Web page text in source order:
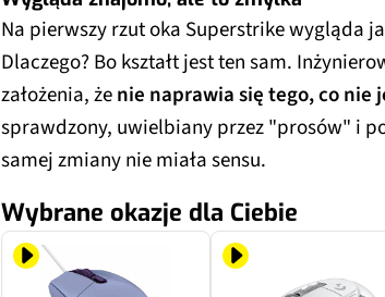
Na pierwszy rzut oka Superstrike wygląda
Dlaczego? Bo kształt jest ten sam.
założenia, żenie naprawia się tego, co nie
sprawdzony, uwielbiany przez "prosów" i
samej zmiany nie miała sensu.
Wybrane okazje dla Ciebie